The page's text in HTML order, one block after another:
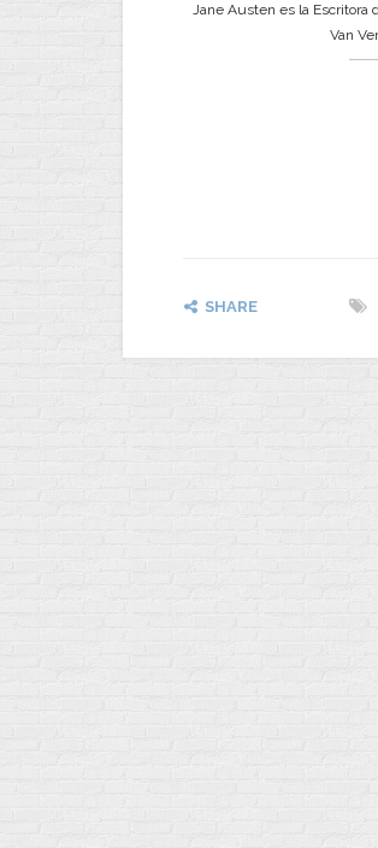
Jane Austen es la Escritora
Van
SHARE